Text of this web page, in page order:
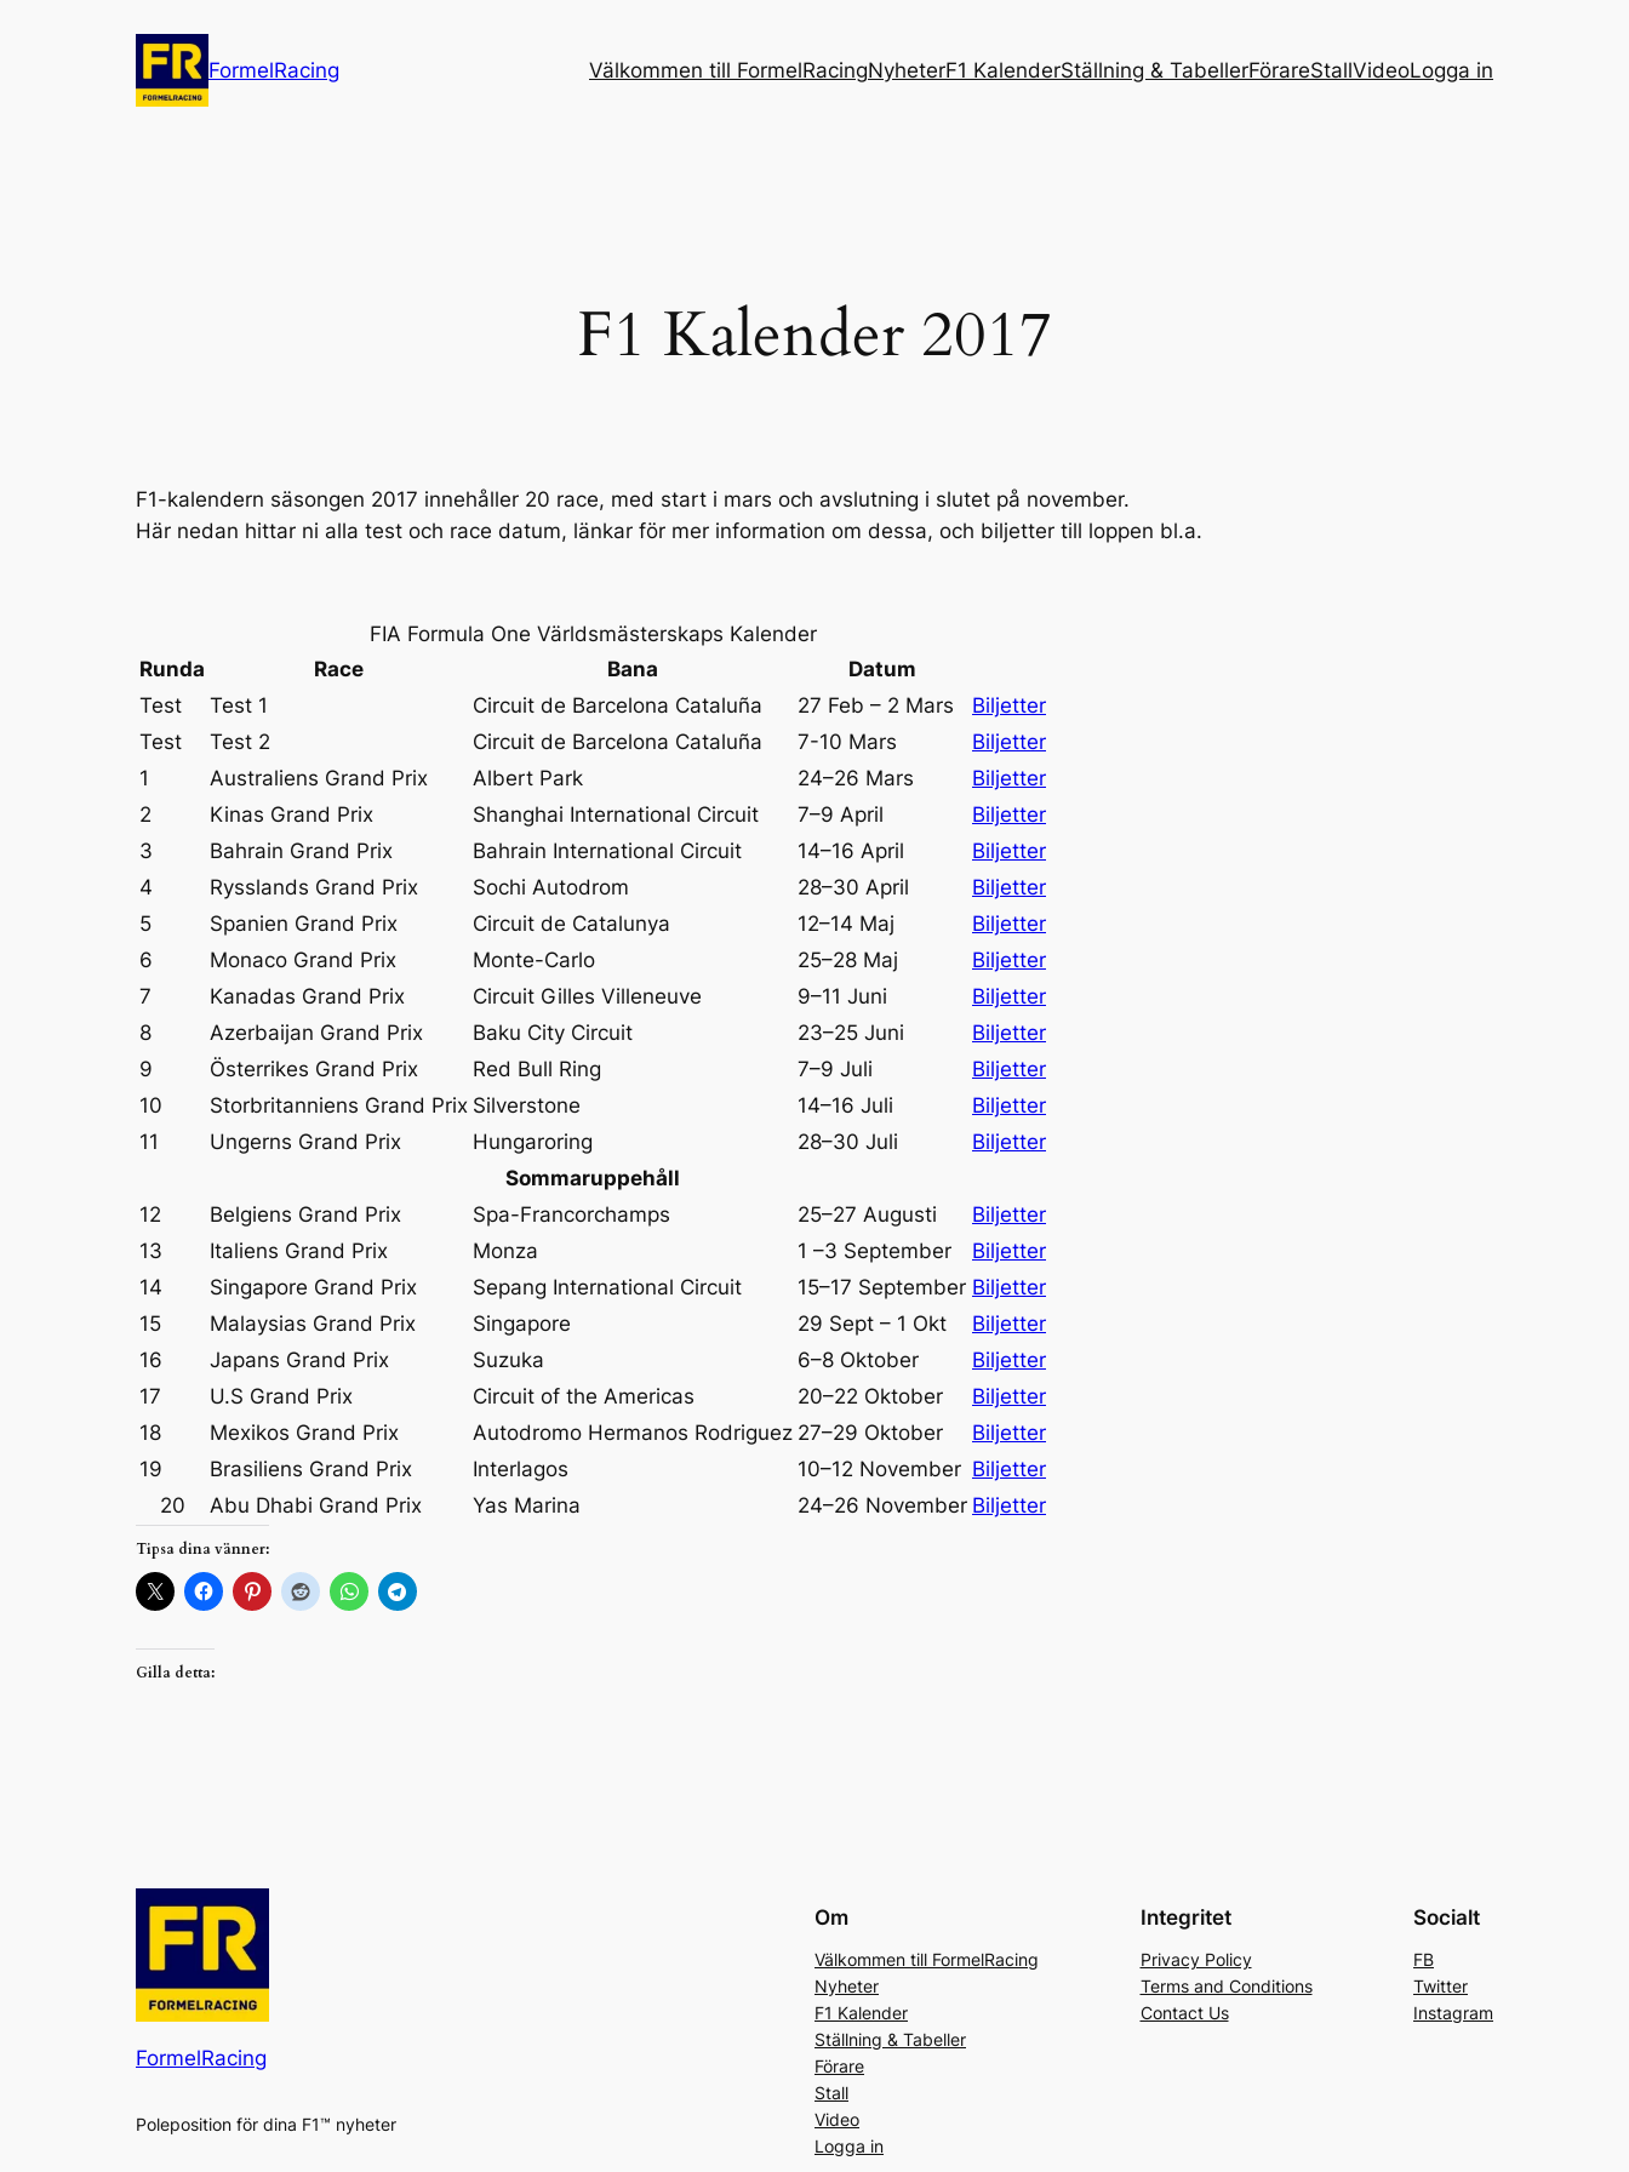
FormelRacing Välkommen till FormelRacingNyheterF1 KalenderStällning & TabellerFörareStallVideoLogga in
F1 Kalender 2017
F1-kalendern säsongen 2017 innehåller 20 race, med start i mars och avslutning i slutet på november.
Här nedan hittar ni alla test och race datum, länkar för mer information om dessa, och biljetter till loppen bl.a.
FIA Formula One Världsmästerskaps Kalender
Runda
Race Bana
Datum
Test
Test 1 Circuit de Barcelona Cataluña 27 Feb – 2 Mars
Biljetter
Test
Test 2 Circuit de Barcelona Cataluña 7-10 Mars
Biljetter
1
Australiens Grand Prix Albert Park 24–26 Mars
Biljetter
2
Kinas Grand Prix Shanghai International Circuit 7–9 April
Biljetter
3
Bahrain Grand Prix Bahrain International Circuit 14–16 April
Biljetter
4
Rysslands Grand Prix Sochi Autodrom 28–30 April
Biljetter
5
Spanien Grand Prix Circuit de Catalunya 12–14 Maj
Biljetter
6
Monaco Grand Prix Monte-Carlo 25–28 Maj
Biljetter
7
Kanadas Grand Prix Circuit Gilles Villeneuve 9–11 Juni
Biljetter
8
Azerbaijan Grand Prix Baku City Circuit 23–25 Juni
Biljetter
9
Österrikes Grand Prix Red Bull Ring 7–9 Juli
Biljetter
10
Storbritanniens Grand Prix Silverstone 14–16 Juli
Biljetter
11
Ungerns Grand Prix Hungaroring 28–30 Juli
Biljetter
Sommaruppehåll
12
Belgiens Grand Prix Spa-Francorchamps 25–27 Augusti
Biljetter
13
Italiens Grand Prix Monza 1 –3 September
Biljetter
14
Singapore Grand Prix Sepang International Circuit 15–17 September Biljetter
15
Malaysias Grand Prix Singapore 29 Sept – 1 Okt
Biljetter
16
Japans Grand Prix Suzuka 6–8 Oktober
Biljetter
17
U.S Grand Prix Circuit of the Americas 20–22 Oktober
Biljetter
18
Mexikos Grand Prix Autodromo Hermanos Rodriguez 27–29 Oktober
Biljetter
19
Brasiliens Grand Prix Interlagos 10–12 November Biljetter
20
Abu Dhabi Grand Prix Yas Marina 24–26 November Biljetter
Tipsa dina vänner:
Gilla detta:
FormelRacing
Poleposition för dina F1™ nyheter
Om
Välkommen till FormelRacing
Nyheter
F1 Kalender
Ställning & Tabeller
Förare
Stall
Video
Logga in
Integritet
Privacy Policy
Terms and Conditions
Contact Us
Socialt
FB
Twitter
Instagram